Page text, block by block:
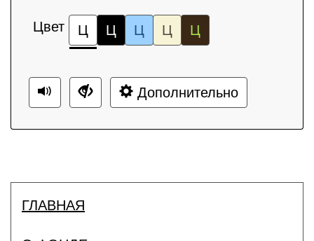
Цвет Ц Ц Ц Ц Ц
Дополнительно
ГЛАВНАЯ